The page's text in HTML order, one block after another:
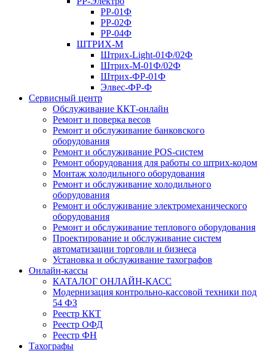
РР-01Ф
РР-02Ф
РР-04Ф
ШТРИХ-М
Штрих-Light-01Ф/02Ф
Штрих-М-01Ф/02Ф
Штрих-ФР-01Ф
Элвес-ФР-Ф
Сервисный центр
Обслуживание ККТ-онлайн
Ремонт и поверка весов
Ремонт и обслуживание банковского
оборудования
Ремонт и обслуживание POS-систем
Ремонт оборудования для работы со штрих-кодом
Монтаж холодильного оборудования
Ремонт и обслуживание холодильного
оборудования
Ремонт и обслуживание электромеханического
оборудования
Ремонт и обслуживание теплового оборудования
Проектирование и обслуживание систем
автоматизации торговли и бизнеса
Установка и обслуживание тахографов
Онлайн-кассы
КАТАЛОГ ОНЛАЙН-КАСС
Модернизация контрольно-кассовой техники под
54 ФЗ
Реестр ККТ
Реестр ОФД
Реестр ФН
Тахографы